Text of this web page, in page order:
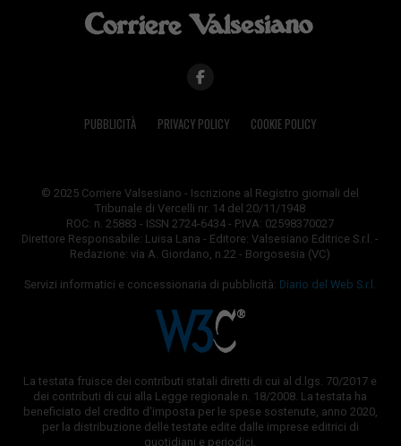
PUBBLICITÀ PRIVACY POLICY COOKIE POLICY
© 2025 Corriere Valsesiano - Iscrizione al Registro giornali del
Tribunale di Vercelli nr. 14 del 20/11/1948
ROC: n. 25883 - ISSN 2724-6434 - P.IVA: 02598370027
Direttore Responsabile: Luisa Lana - Editore: Valsesiano Editrice S.r.l. -
Redazione: via A. Giordano, n.22 - Borgosesia (VC)
Servizi informatici e concessionaria di pubblicità: Diario del Web S.r.l.
La testata fruisce dei contributi statali diretti di cui al d.lgs. 70/2017 e
dei contributi di cui alla Legge regionale n. 18/2008. La testata ha
beneficiato del credito d'imposta per le spese sostenute, anno 2020,
per la distribuzione delle testate edite dalle imprese editrici di
quotidiani e periodici.